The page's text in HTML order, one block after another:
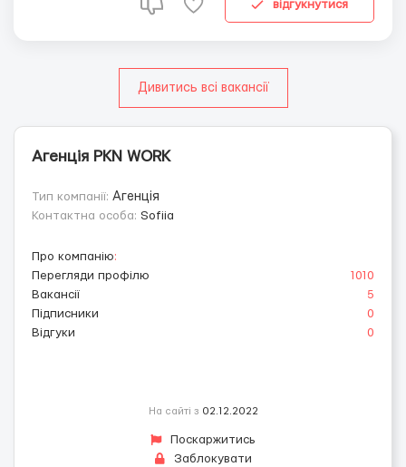
відгукнутися
Дивитись всі вакансії
Агенція PKN WORK
Тип компанії: Агенція
Контактна особа: Sofiia
Про компанію:
Перегляди профілю
1010
Вакансії
5
Підписники
0
Відгуки
0
На сайті з 02.12.2022
Поскаржитись
Заблокувати